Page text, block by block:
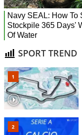
SPORT TREND